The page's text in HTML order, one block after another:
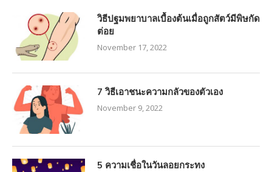
วิธีปฐมพยาบาลเบื้องต้นเมื่อถูกสัตว์มีพิษกัด
ต่อย
November 17, 2022
7 วิธีเอาชนะความกลัวของตัวเอง
November 9, 2022
5 ความเชื่อในวันลอยกระทง